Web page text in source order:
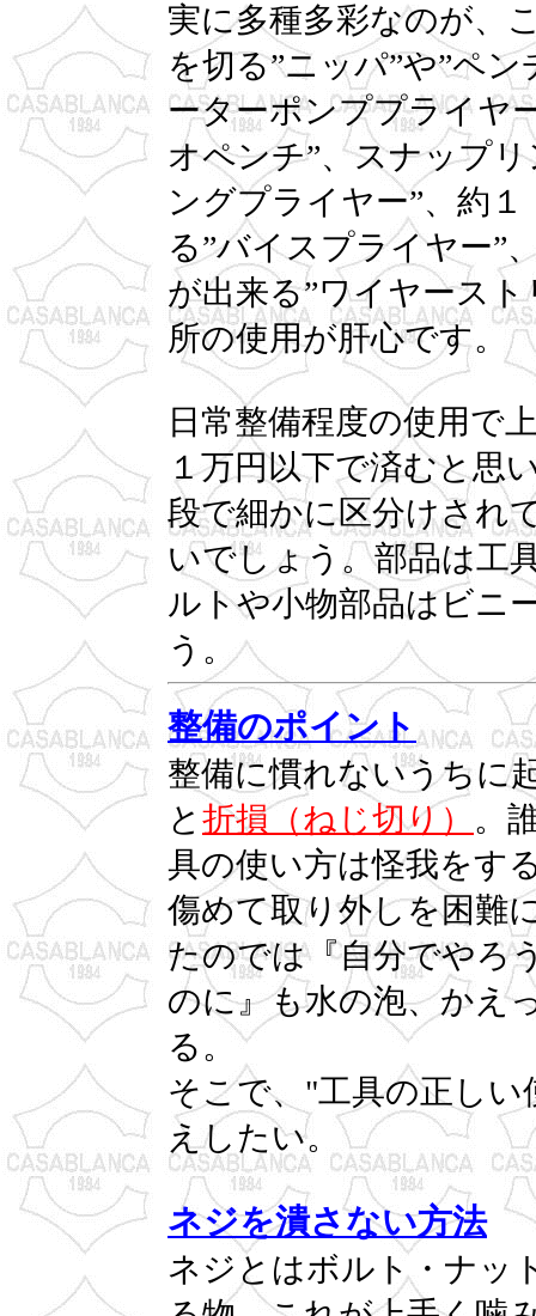
実に多種多彩なのが、
を切る”ニッパ”や”ペ
ーターポンププライヤ
オペンチ”、スナップ
ングプライヤー”、約
る”バイスプライヤー”
が出来る”ワイヤース
所の使用が肝心です。
日常整備程度の使用で
１万円以下で済むと思
段で細かに区分けされ
いでしょう。部品は工
ルトや小物部品はビニ
う。
整備のポイント
整備に慣れないうちに
と 折損（ねじ切り） 。
具の使い方は怪我をす
傷めて取り外しを困難
たのでは『自分でやろ
のに』も水の泡、かえ
る。
そこで、"工具の正し
えしたい。
ネジを潰さない方法
ネジとはボルト・ナッ